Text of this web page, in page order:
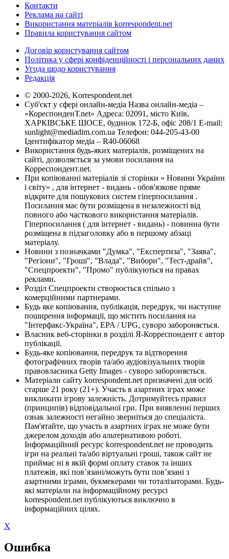
Контакти
Реклама на сайті
Використання матеріалів korrespondent.net
Правила користування сайтом
Договір користування сайтом
Політика у сфері конфіденційності і персональних даних
Угода щодо користування
Редакція
© 2000-2026, Korrespondent.net
Суб'єкт у сфері онлайн-медіа Назва онлайн-медіа –
«КореспонденТ.net» Адреса: 02091, місто Київ,
ХАРКІВСЬКЕ ШОСЕ, будинок 172-Б, офіс 208/1 E-mail:
sunlight@mediadim.com.ua Телефон: 044-205-43-00
Ідентифікатор медіа – R40-06068
Використання будь-яких матеріалів, розміщених на
сайті, дозволяється за умови посилання на
Корреспондент.net.
При копіюванні матеріалів зі сторінки « Новини України
і світу» , для інтернет - видань - обов'язкове пряме
відкрите для пошукових систем гіперпосилання .
Посилання має бути розміщена в незалежності від
повного або часткового використання матеріалів.
Гіперпосилання ( для інтернет - видань) - повинна бути
розміщена в підзаголовку або в першому абзаці
матеріалу.
Новини з позначками "Думка", "Експертиза", "Заява",
"Регіони", "Гроші", "Влада", "Вибори", "Тест-драйв",
"Спецпроекти", "Промо" публікуються на правах
реклами.
Розділ Спецпроекти створюється спільно з
комерційними партнерами.
Будь яке копіювання, публікація, передрук, чи наступне
поширення інформації, що містить посилання на
"Інтерфакс-Україна", EPA / UPG, суворо забороняється.
Власник веб-сторінки в розділі Я-Корреспондент є автор
публікації.
Будь-яке копіювання, передрук та відтворення
фотографічних творів та/або аудіовізуальних творів
правовласника Getty Images - суворо забороняється.
Матеріали сайту korrespondent.net призначені для осіб
старше 21 року (21+). Участь в азартних іграх може
викликати ігрову залежність. Дотримуйтесь правил
(принципів) відповідальної гри. При виявленні перших
ознак залежності негайно зверніться до спеціаліста.
Пам'ятайте, що участь в азартних іграх не може бути
джерелом доходів або альтернативою роботі.
Інформаційний ресурс korrespondent.net не проводить
ігри на реальні та/або віртуальні гроші, також сайт не
приймає ні в якій формі оплату ставок та інших
платежів, які пов’язані/можуть бути пов’язані з
азартними іграми, букмекерами чи тоталізаторами. Будь-
які матеріали на інформаційному ресурсі
korrespondent.net публікуються виключно в
інформаційних цілях.
X
Ошибка